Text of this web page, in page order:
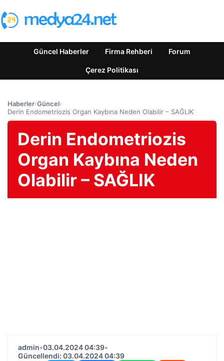
Güncel Haberler Firma Rehberi Forum
Çerez Politikası
Haberler›Güncel›
Derin Endometriozis Organ Kaybına Neden Olabilir – SAĞLIK
Derin Endometriozis
Organ Kaybına Neden
Olabilir – SAĞLIK
admin•03.04.2024 04:39•
Güncellendi: 03.04.2024 04:39